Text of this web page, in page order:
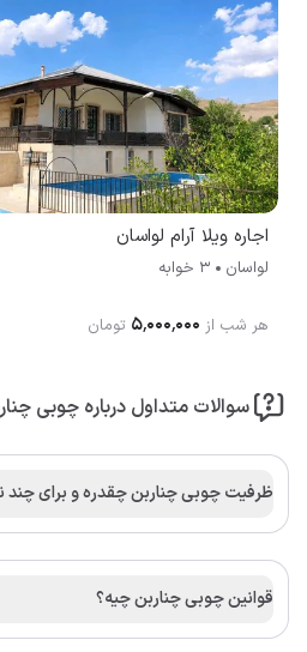
اجاره ویلا آرام لواسان
لواسان 3 خوابه
هر شب از ۵٬۰۰۰٬۰۰۰ تومان
سوالات متداول درباره چوبی
ظرفیت چوبی چناربن چقدره و برای چند
قوانین چوبی چناربن چیه؟